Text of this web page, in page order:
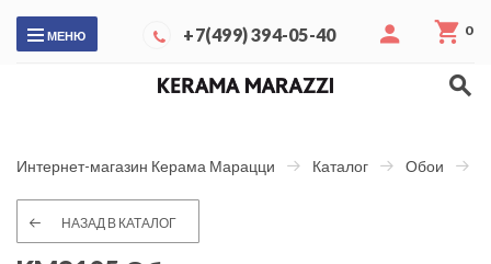
МЕНЮ +7(499) 394-05-40 0
Интернет-магазин Керама Марацци Каталог Обои
НАЗАД В КАТАЛОГ